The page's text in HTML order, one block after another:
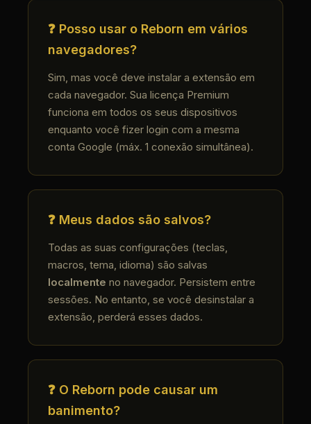
❓ Posso usar o Reborn em vários
navegadores?
Sim, mas você deve instalar a extensão em
cada navegador. Sua licença Premium
funciona em todos os seus dispositivos
enquanto você fizer login com a mesma
conta Google (máx. 1 conexão simultânea).
❓ Meus dados são salvos?
Todas as suas configurações (teclas,
macros, tema, idioma) são salvas
localmente no navegador. Persistem entre
sessões. No entanto, se você desinstalar a
extensão, perderá esses dados.
❓ O Reborn pode causar um
banimento?